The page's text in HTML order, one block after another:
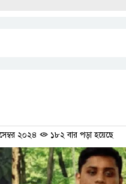
২০২৪ ১৮২ বার পড়া হয়েছে